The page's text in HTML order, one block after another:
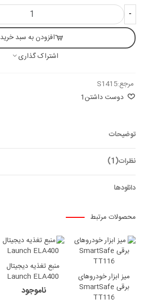
-
افزودن به سبد خرید
اشتراک گذاری
مرجع:S1415
دوست داشتن1
توضیحات
نظرات(1)
دانلودها
محصولات مرتبط
میز ابزار خودروهای
برقی SmartSafe
TT116
منبع تغذیه دیجیتال
Launch ELA400
ناموجود